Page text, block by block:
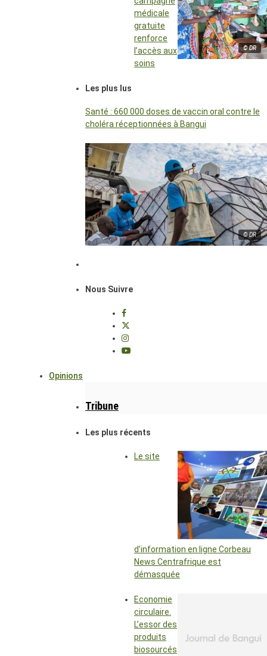
© DR
médicale
gratuite
renforce
l’accès aux
soins
Les plus lus
Santé : 660 000 doses de vaccin oral contre le
choléra réceptionnées à Bangui
© DR
Nous Suivre
Opinions
Tribune
Les plus récents
Le site
d’information en ligne Corbeau
News Centrafrique est
démasquée
Economie
circulaire.
L’essor des
produits
biosourcés